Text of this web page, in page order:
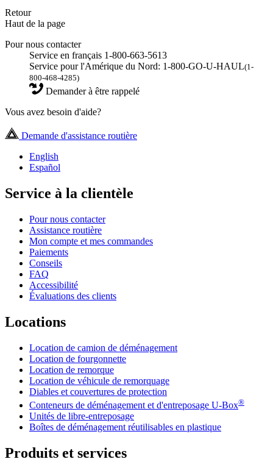
Retour
Haut de la page
Pour nous contacter
Service en français 1-800-663-5613
Service pour l'Amérique du Nord: 1-800-GO-U-HAUL(1-
800-468-4285)
Demander à être rappelé
Vous avez besoin d'aide?
Demande d'assistance routière
English
Español
Service à la clientèle
Pour nous contacter
Assistance routière
Mon compte et mes commandes
Paiements
Conseils
FAQ
Accessibilité
Évaluations des clients
Locations
Location de camion de déménagement
Location de fourgonnette
Location de remorque
Location de véhicule de remorquage
Diables et couvertures de protection
Conteneurs de déménagement et d'entreposage U-Box®
Unités de libre-entreposage
Boîtes de déménagement réutilisables en plastique
Produits et services